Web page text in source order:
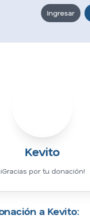
Ingresar
Kevito
¡Gracias por tu donación!
a Kevito: